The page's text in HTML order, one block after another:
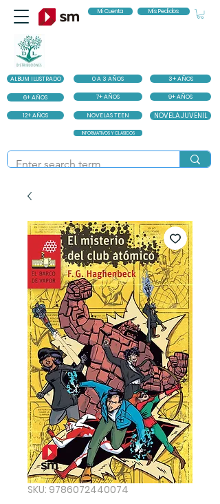
ALBUM ILUSTRADO 0 A 3 AÑOS 3+ AÑOS
6+ AÑOS 7+ AÑOS 9+ AÑOS
12+ AÑOS NOVELAS TEEN NOVELA JUVENIL
INFORMATIVOS Y CLASICOS
Mi Cuenta Mis Pedidos
SKU: 9786072440074